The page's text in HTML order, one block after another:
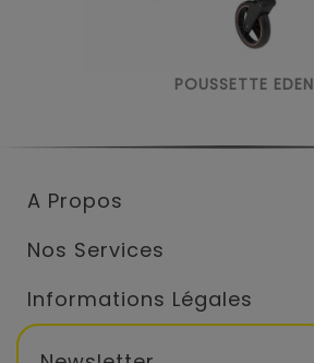
POUSSETTE EDEN
A Propos
Nos Services
Informations Légales